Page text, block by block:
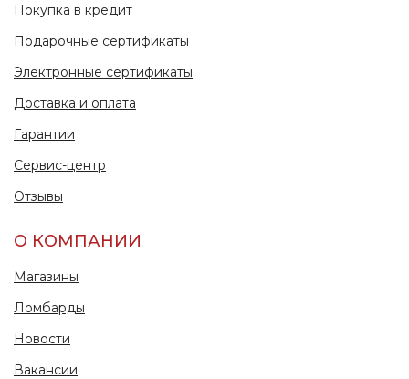
Покупка в кредит
Подарочные сертификаты
Электронные сертификаты
Доставка и оплата
Гарантии
Сервис-центр
Отзывы
О КОМПАНИИ
Магазины
Ломбарды
Новости
Вакансии